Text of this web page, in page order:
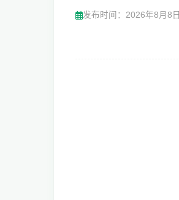
发布时间： 2026年8月8日